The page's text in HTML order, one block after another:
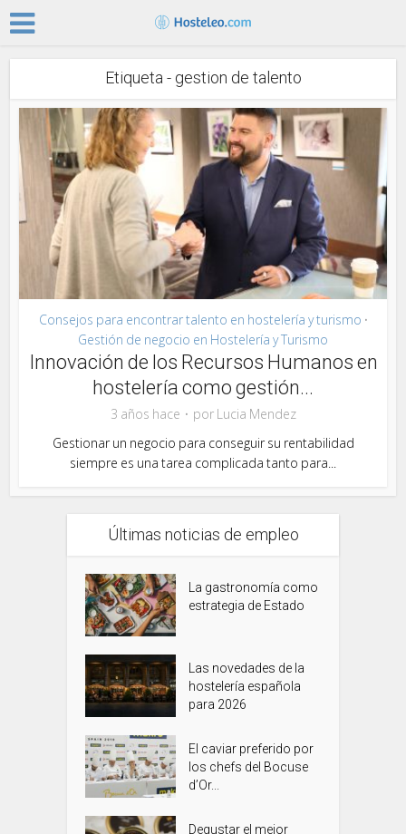
Etiqueta - gestion de talento
Consejos para encontrar talento en hostelería y turismo •
Gestión de negocio en Hostelería y Turismo
Innovación de los Recursos Humanos en
hostelería como gestión...
3 años hace por Lucia Mendez
Gestionar un negocio para conseguir su rentabilidad
siempre es una tarea complicada tanto para...
Últimas noticias de empleo
La gastronomía como
estrategia de Estado
Las novedades de la
hostelería española
para 2026
El caviar preferido por
los chefs del Bocuse
d’Or...
Degustar el mejor